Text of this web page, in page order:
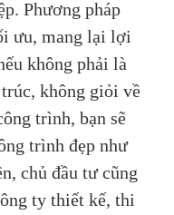
Phương pháp
ưu, mang lại lợi
không phải là
không giỏi về
trình, bạn sẽ
trình đẹp như
chủ đầu tư cũng
ty thiết kế, thi